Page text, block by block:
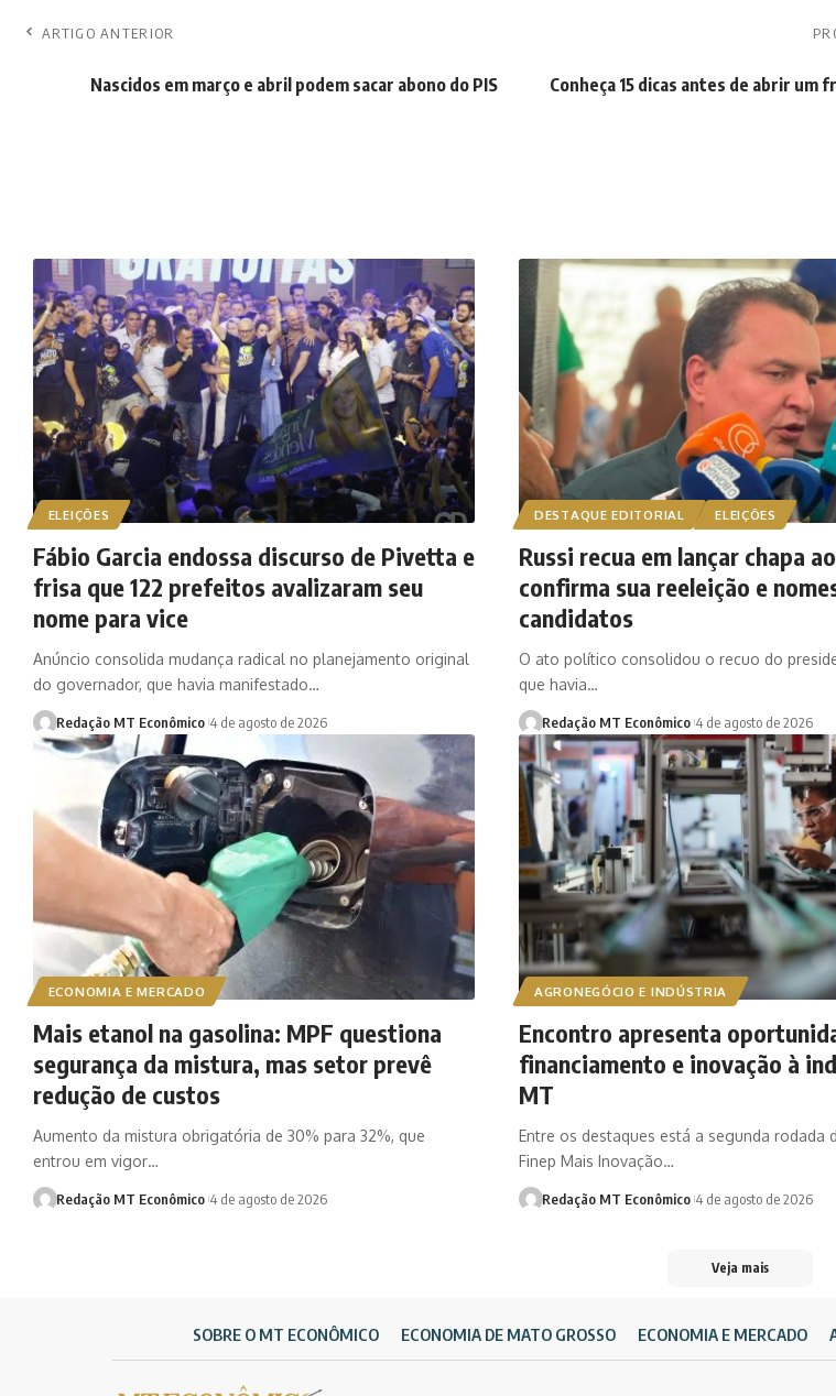
ARTIGO ANTERIOR
Nascidos em março e abril podem sacar abono do PIS Conheça 15 dicas antes de abrir um
ELEIÇÕES
Fábio Garcia endossa discurso de Pivetta e
frisa que 122 prefeitos avalizaram seu
nome para vice
Anúncio consolida mudança radical no planejamento original
do governador, que havia manifestado…
Redação MT Econômico 4 de agosto de 2026
DESTAQUE EDITORIAL ELEIÇÕES
Russi recua em lançar chapa
confirma sua reeleição e
candidatos
O ato político consolidou o recuo do
que havia…
Redação MT Econômico 4 de agosto de 2026
ECONOMIA E MERCADO
Mais etanol na gasolina: MPF questiona
segurança da mistura, mas setor prevê
redução de custos
Aumento da mistura obrigatória de 30% para 32%, que
entrou em vigor…
Redação MT Econômico 4 de agosto de 2026
AGRONEGÓCIO E INDÚSTRIA
Encontro apresenta
financiamento e inovação à
MT
Entre os destaques está a segunda rodada
Finep Mais Inovação…
Redação MT Econômico 4 de agosto de 2026
Veja mais
SOBRE O MT ECONÔMICO ECONOMIA DE MATO GROSSO ECONOMIA E MERCADO